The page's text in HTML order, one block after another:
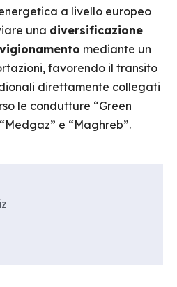
a livello europeo
una diversificazione
mediante un
favorendo il transito
direttamente collegati
le condutture “Green
e “Maghreb”.